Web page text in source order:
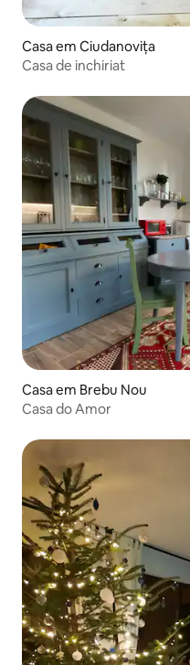
Casa em Ciudanovița
Casa de inchiriat
Casa em Brebu Nou
Casa do Amor